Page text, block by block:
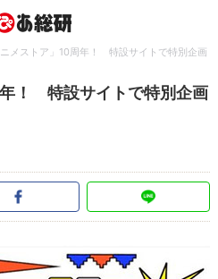
ニメストア」10周年！ 特設サイトで特別企画
年！ 特設サイトで特別企画